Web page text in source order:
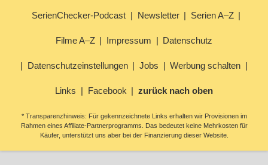
SerienChecker-Podcast Newsletter Serien A–Z
Filme A–Z Impressum Datenschutz
Datenschutzeinstellungen Jobs Werbung schalten
Links Facebook zurück nach oben
* Transparenzhinweis: Für gekennzeichnete Links erhalten wir Provisionen im
Rahmen eines Affiliate-Partnerprogramms. Das bedeutet keine Mehrkosten für
Käufer, unterstützt uns aber bei der Finanzierung dieser Website.